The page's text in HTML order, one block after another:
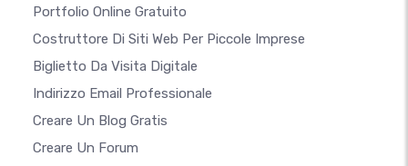
Portfolio Online Gratuito
Costruttore Di Siti Web Per Piccole Imprese
Biglietto Da Visita Digitale
Indirizzo Email Professionale
Creare Un Blog Gratis
Creare Un Forum